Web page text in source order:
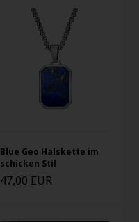
Blue Geo Halskette im
schicken Stil
47,00 EUR